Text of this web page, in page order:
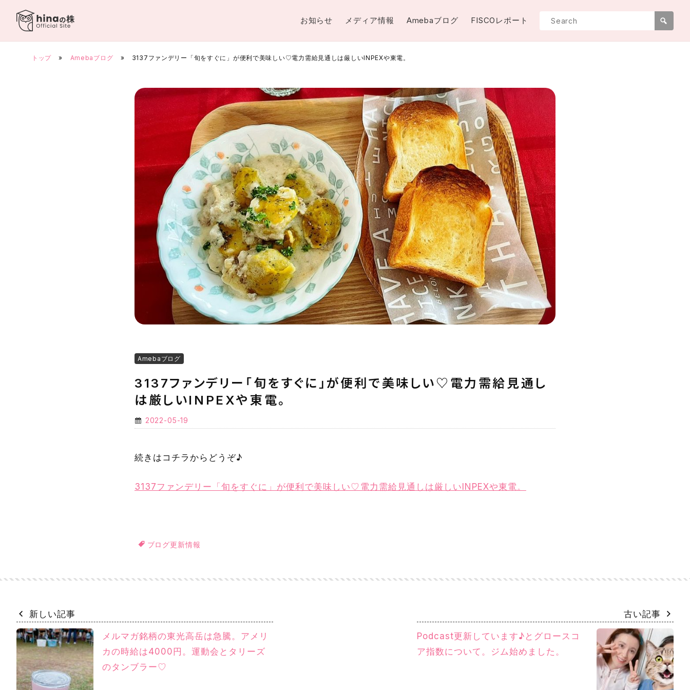
お知らせ メディア情報 Amebaブログ FISCOレポート
トップ » Amebaブログ » 3137ファンデリー「旬をすぐに」が便利で美味しい♡電力需給見通しは厳しいINPEXや東電。
Amebaブログ
3137ファンデリー「旬をすぐに」が便利で美味しい♡電力需給見通し
は厳しいINPEXや東電。
2022-05-19
続きはコチラからどうぞ♪
3137ファンデリー「旬をすぐに」が便利で美味しい♡電力需給見通しは厳しいINPEXや東電。
ブログ更新情報
新しい記事
メルマガ銘柄の東光高岳は急騰。アメリ
カの時給は4000円。運動会とタリーズ
のタンブラー♡
古い記事
Podcast更新しています♪とグロースコ
ア指数について。ジム始めました。